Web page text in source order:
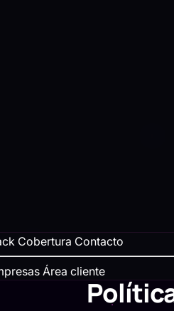
Cobertura Contacto
Área cliente